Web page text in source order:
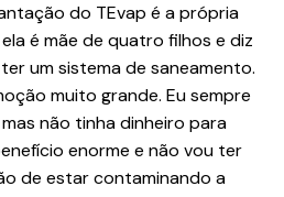
do TEvap é a própria
é mãe de quatro filhos e diz
um sistema de saneamento.
muito grande. Eu sempre
não tinha dinheiro para
enorme e não vou ter
de estar contaminando a